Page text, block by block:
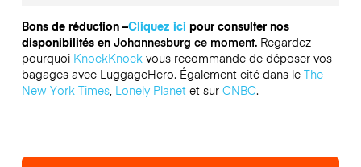
Bons de réduction –Cliquez ici pour consulter nos
disponibilités en Johannesburg ce moment. Regardez
pourquoi KnockKnockvous recommande de déposer vos
bagages avec LuggageHero. Également cité dans le The
New York Times, Lonely Planetet sur CNBC.